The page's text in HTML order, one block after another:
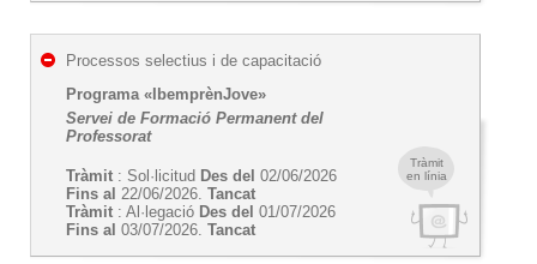
Tràmit
en línia
Processos selectius i de capacitació
Programa «IbemprènJove»
Servei de Formació Permanent del
Professorat
Tràmit : Sol·licitud Des del 02/06/2026
Fins al 22/06/2026. Tancat
Tràmit : Al·legació Des del 01/07/2026
Fins al 03/07/2026. Tancat